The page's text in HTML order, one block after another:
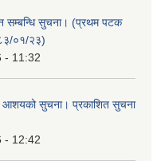
सम्बन्धि सुचना। (प्रथम पटक
०१/२३)
- 11:32
आशयको सुचना। प्रकाशित सुचना
- 12:42